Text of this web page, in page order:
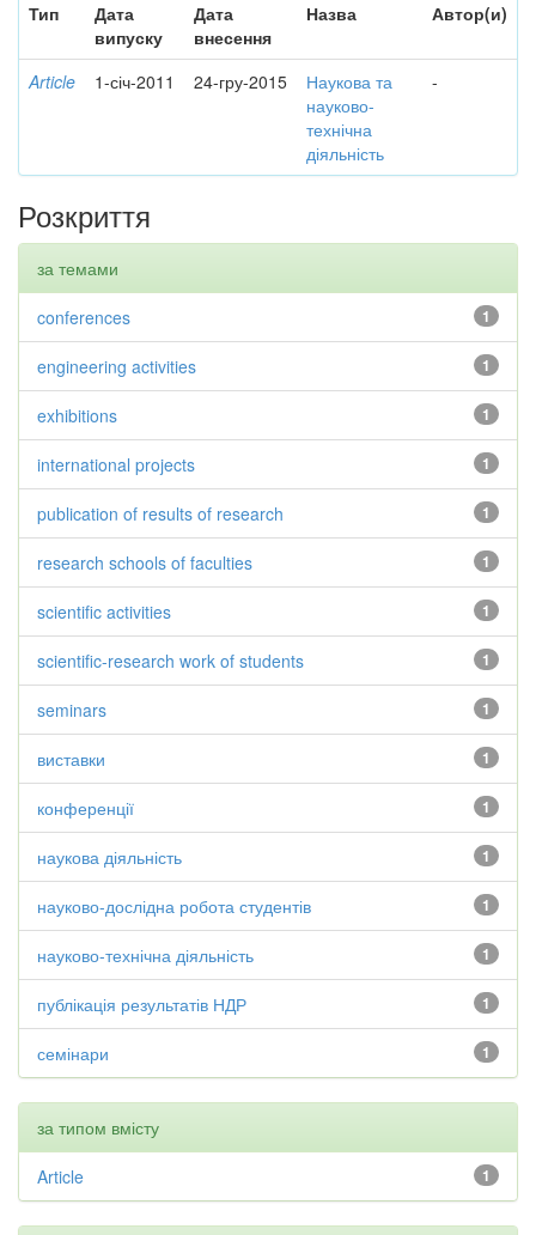
Тип
Дата
випуску
Дата
внесення
Назва Автор(и)
Article 1-січ-2011 24-гру-2015
Наукова та
науково-
технічна
діяльність
-
Розкриття
за темами
1
conferences
1
engineering activities
1
exhibitions
1
international projects
1
publication of results of research
1
research schools of faculties
1
scientific activities
1
scientific-research work of students
1
seminars
1
виставки
1
конференції
1
наукова діяльність
1
науково-дослідна робота студентів
1
науково-технічна діяльність
1
публікація результатів НДР
1
семінари
за типом вмісту
1
Article